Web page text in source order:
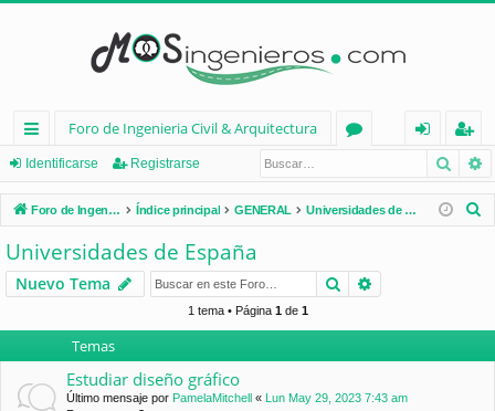
nl
ac
es
rá
pi
d
os
Foro de Ingenieria Civil & Arquitectura
os
nt
ifi
e
eg
ist
ra
Identificarse Registrarse
Foro de Ingenieria Civil & Arquitectura Índice principal GENERAL Universidades de España
r
Universidades de España
Nuevo Tema Buscar
1 tema • Página 1de 1
Temas
Estudiar diseño gráfico
Último mensaje por PamelaMitchell « Lun May 29, 2023 7:43 am